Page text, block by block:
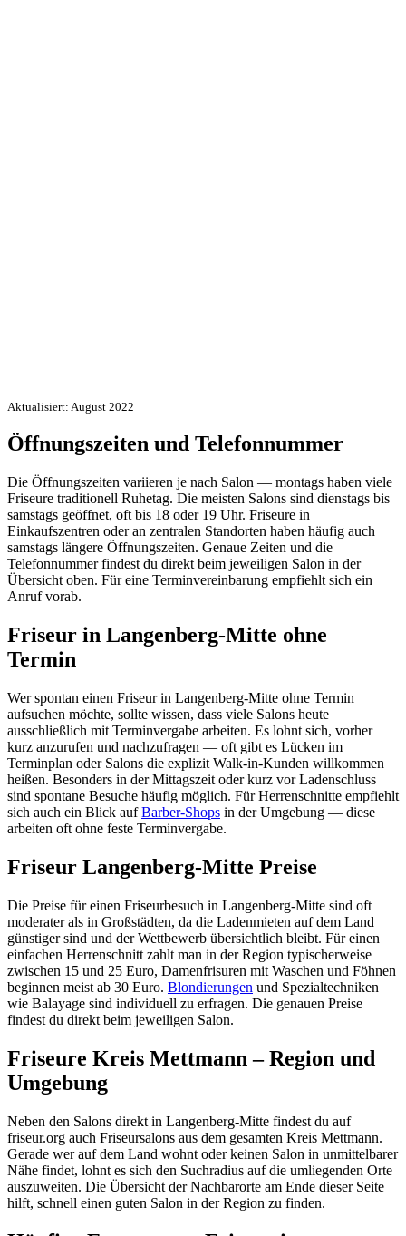
Aktualisiert: August 2022
Öffnungszeiten und Telefonnummer
Die Öffnungszeiten variieren je nach Salon — montags haben viele
Friseure traditionell Ruhetag. Die meisten Salons sind dienstags bis
samstags geöffnet, oft bis 18 oder 19 Uhr. Friseure in
Einkaufszentren oder an zentralen Standorten haben häufig auch
samstags längere Öffnungszeiten. Genaue Zeiten und die
Telefonnummer findest du direkt beim jeweiligen Salon in der
Übersicht oben. Für eine Terminvereinbarung empfiehlt sich ein
Anruf vorab.
Friseur in Langenberg-Mitte ohne
Termin
Wer spontan einen Friseur in Langenberg-Mitte ohne Termin
aufsuchen möchte, sollte wissen, dass viele Salons heute
ausschließlich mit Terminvergabe arbeiten. Es lohnt sich, vorher
kurz anzurufen und nachzufragen — oft gibt es Lücken im
Terminplan oder Salons die explizit Walk-in-Kunden willkommen
heißen. Besonders in der Mittagszeit oder kurz vor Ladenschluss
sind spontane Besuche häufig möglich. Für Herrenschnitte empfiehlt
sich auch ein Blick aufBarber-Shops in der Umgebung — diese
arbeiten oft ohne feste Terminvergabe.
Friseur Langenberg-Mitte Preise
Die Preise für einen Friseurbesuch in Langenberg-Mitte sind oft
moderater als in Großstädten, da die Ladenmieten auf dem Land
günstiger sind und der Wettbewerb übersichtlich bleibt. Für einen
einfachen Herrenschnitt zahlt man in der Region typischerweise
zwischen 15 und 25 Euro, Damenfrisuren mit Waschen und Föhnen
beginnen meist ab 30 Euro. Blondierungen und Spezialtechniken
wie Balayage sind individuell zu erfragen. Die genauen Preise
findest du direkt beim jeweiligen Salon.
Friseure Kreis Mettmann – Region und
Umgebung
Neben den Salons direkt in Langenberg-Mitte findest du auf
friseur.org auch Friseursalons aus dem gesamten Kreis Mettmann.
Gerade wer auf dem Land wohnt oder keinen Salon in unmittelbarer
Nähe findet, lohnt es sich den Suchradius auf die umliegenden Orte
auszuweiten. Die Übersicht der Nachbarorte am Ende dieser Seite
hilft, schnell einen guten Salon in der Region zu finden.